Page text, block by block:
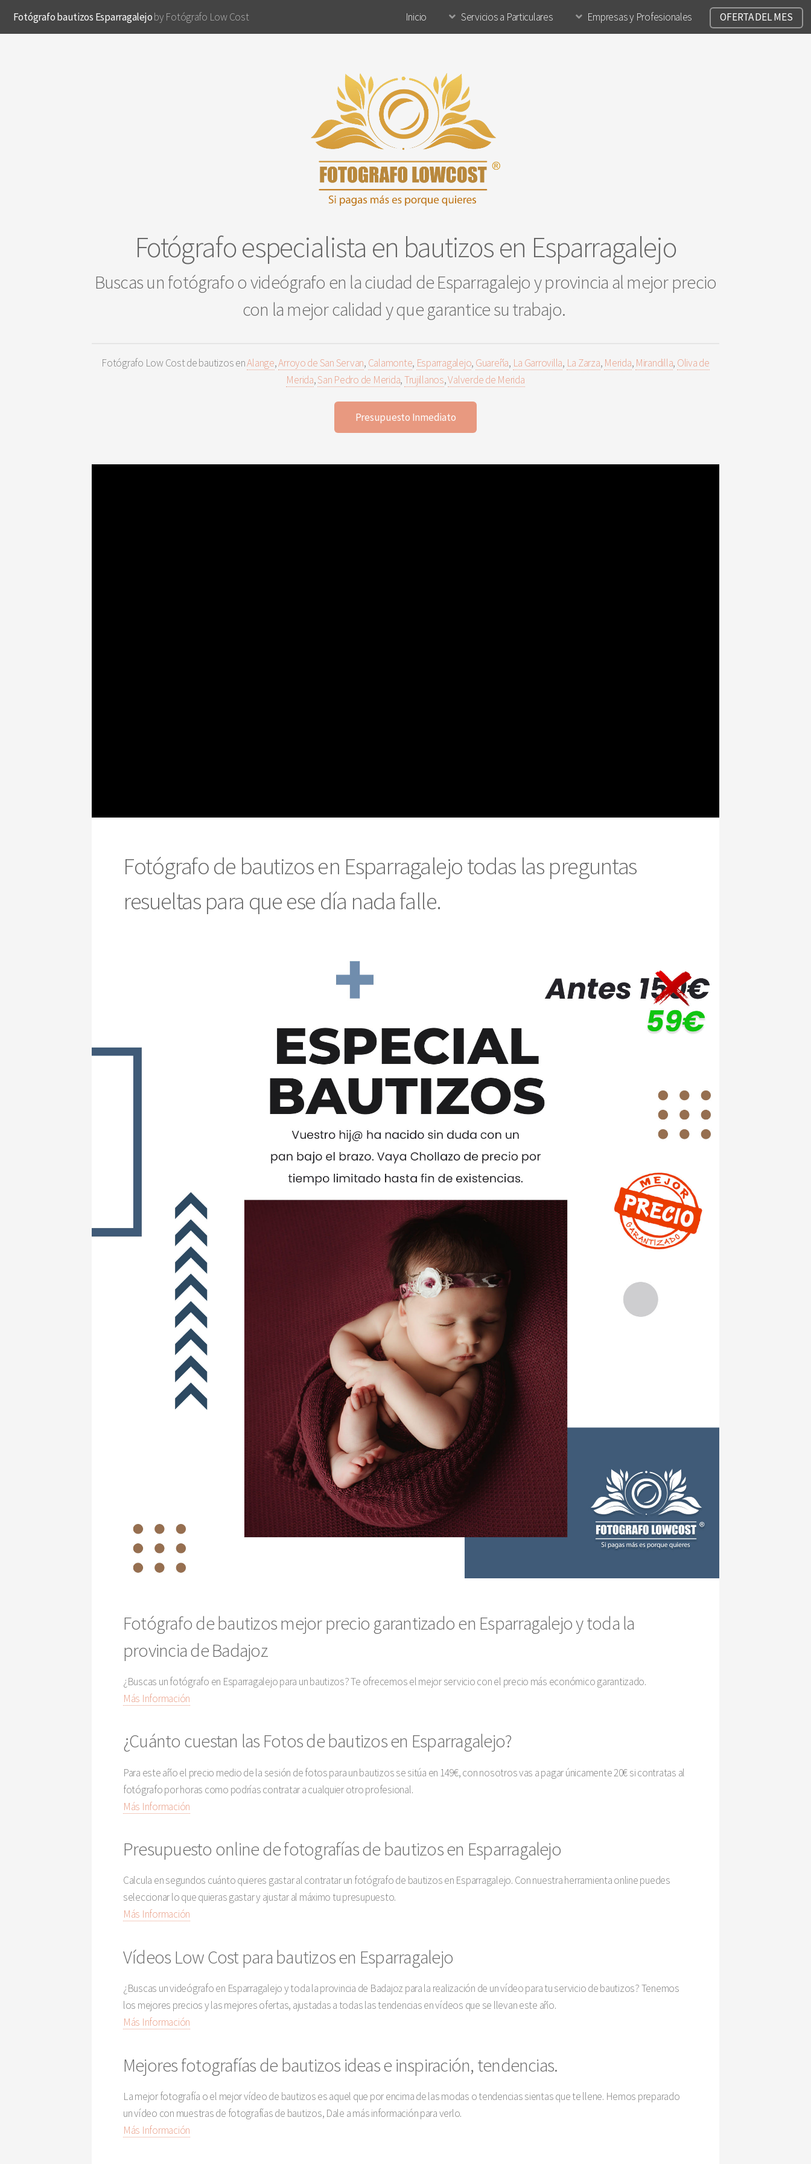
Fotógrafo bautizos Esparragalejoby Fotógrafo Low Cost Inicio Servicios a Particulares Empresas y Profesionales OFERTA DEL MES
Fotógrafo especialista en bautizos en Esparragalejo
Buscas un fotógrafo o videógrafo en la ciudad de Esparragalejo y provincia al mejor precio
con la mejor calidad y que garantice su trabajo.
Fotógrafo Low Cost de bautizos enAlange,Arroyo de San Servan, Calamonte, Esparragalejo, Guareña, La Garrovilla, La Zarza, Merida, Mirandilla, Oliva de
Merida,San Pedro de Merida,Trujillanos,Valverde de Merida
Presupuesto Inmediato
Fotógrafo de bautizos en Esparragalejo todas las preguntas
resueltas para que ese día nada falle.
Fotógrafo de bautizos mejor precio garantizado en Esparragalejo y toda la
provincia de Badajoz
¿Buscas un fotógrafo en Esparragalejo para un bautizos? Te ofrecemos el mejor servicio con el precio más económico garantizado.
Más Información
¿Cuánto cuestan las Fotos de bautizos en Esparragalejo?
Para este año el precio medio de la sesión de fotos para un bautizos se sitúa en 149€, con nosotros vas a pagar únicamente 20€ si contratas al
fotógrafo por horas como podrías contratar a cualquier otro profesional.
Más Información
Presupuesto online de fotografías de bautizos en Esparragalejo
Calcula en segundos cuánto quieres gastar al contratar un fotógrafo de bautizos en Esparragalejo. Con nuestra herramienta online puedes
seleccionar lo que quieras gastar y ajustar al máximo tu presupuesto.
Más Información
Vídeos Low Cost para bautizos en Esparragalejo
¿Buscas un videógrafo en Esparragalejo y toda la provincia de Badajoz para la realización de un vídeo para tu servicio de bautizos? Tenemos
los mejores precios y las mejores ofertas, ajustadas a todas las tendencias en vídeos que se llevan este año.
Más Información
Mejores fotografías de bautizos ideas e inspiración, tendencias.
La mejor fotografía o el mejor vídeo de bautizos es aquel que por encima de las modas o tendencias sientas que te llene. Hemos preparado
un vídeo con muestras de fotografías de bautizos, Dale a más información para verlo.
Más Información